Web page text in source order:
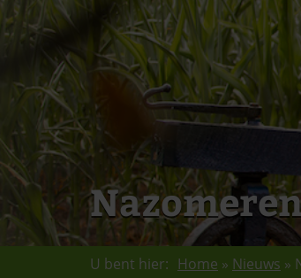
U bent hier: Home » Nieuws »